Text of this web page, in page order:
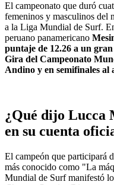
El campeonato que duró
femeninos y masculinos del
a la Liga Mundial de Surf.
peruano panamericano
puntaje de 12.26 a un
Gira del Campeonato
Andino y en semifinales al
¿Qué dijo Lucca
en su cuenta
El campeón que participará
más conocido como "La
Mundial de Surf manifestó